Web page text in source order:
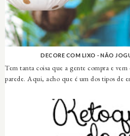
DECORE COM LIXO - NÃO
Tem tanta coisa que a gente compra e
parede. Aqui, acho que é um dos tipos de